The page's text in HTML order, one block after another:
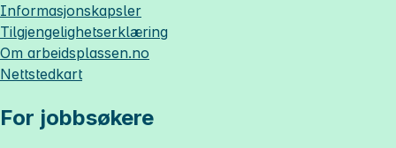
Informasjonskapsler
Tilgjengelighetserklæring
Om arbeidsplassen.no
Nettstedkart
For jobbsøkere